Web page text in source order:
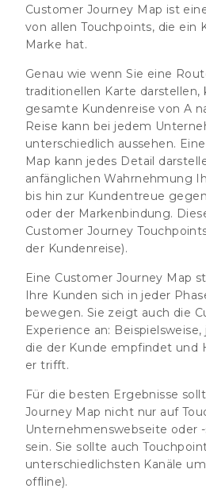
Customer Journey Map ist
von allen Touchpoints, die ein
Marke hat.
Genau wie wenn Sie eine
traditionellen Karte darstellen,
gesamte Kundenreise von A
Reise kann bei jedem
unterschiedlich aussehen.
Map kann jedes Detail
anfänglichen Wahrnehmung
bis hin zur Kundentreue
oder der Markenbindung.
Customer Journey
der Kundenreise).
Eine Customer Journey Map
Ihre Kunden sich in jeder
bewegen. Sie zeigt auch die
Experience an:
die der Kunde empfindet und
er trifft.
Für die besten Ergebnisse
Journey Map nicht nur auf
Unternehmenswebseite oder
sein. Sie sollte auch
unterschiedlichsten Kanäle
offline).